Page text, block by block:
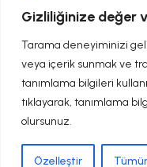
Gizliliğinize değer
Tarama deneyiminizi
veya içerik sunmak ve
tanımlama bilgileri
tıklayarak, tanımlama
olursunuz.
Özelleştir
Web Tasarım: Bugi Digital